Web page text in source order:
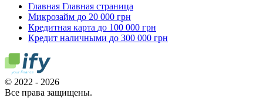
Главная Главная страница
Микрозайм до 20 000 грн
Кредитная карта до 100 000 грн
Кредит наличными до 300 000 грн
© 2022 - 2026
Все права защищены.